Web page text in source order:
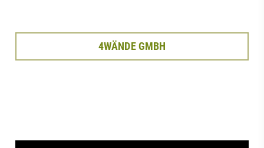
4WÄNDE GMBH